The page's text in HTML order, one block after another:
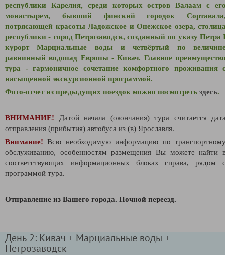
республики Карелия, среди которых остров Валаам с
монастырем, бывший финский городок
потрясающей красоты Ладожское и Онежское озера,
республики - город Петрозаводск, созданный по указу Петра
курорт Марциальные воды и четвёртый по
равнинный водопад Европы - Кивач. Главное
тура - гармоничное сочетание комфортного проживания
насыщенной экскурсионной программой.
Фото-отчет из предыдущих поездок можно посмотреть здесь.
ВНИМАНИЕ! Датой начала (окончания) тура считается
отправления (прибытия) автобуса из (в) Ярославля.
Внимание! Всю необходимую информацию по
обслуживанию, особенностям размещения Вы можете найти
соответствующих информационных блоках справа, рядом
программой тура.
Отправление из Вашего города. Ночной переезд.
День 2: Кивач + Марциальные воды +
Петрозаводск